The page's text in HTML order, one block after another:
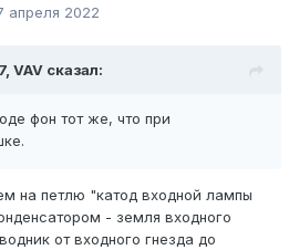
апреля 2022
VAV сказал:
фон тот же, что при
на петлю "катод входной лампы
- земля входного
от входного гнезда до